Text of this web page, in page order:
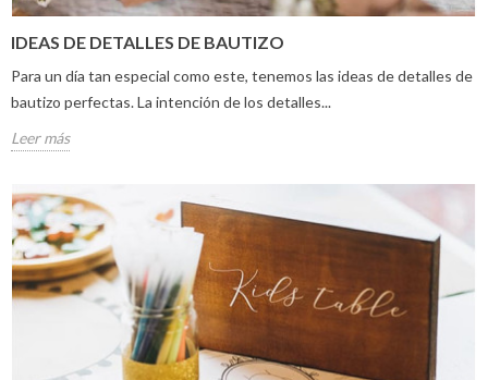
IDEAS DE DETALLES DE BAUTIZO
Para un día tan especial como este, tenemos las ideas de detalles de
bautizo perfectas. La intención de los detalles...
Leer más